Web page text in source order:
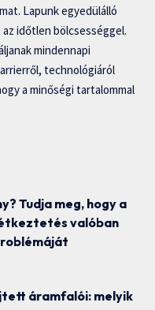
Lapunk egyedülálló
időtlen bölcsességgel.
mindennapi
technológiáról
a minőségi tartalommal
Tudja meg, hogy a
valóban
áramfalói: melyik